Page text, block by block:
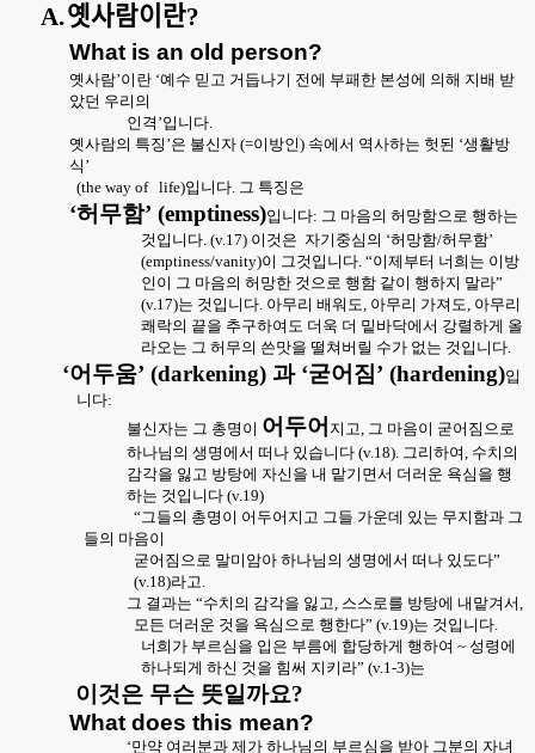
A.옛사람이란?
What is an old person?
옛사람’이란 ‘예수 믿고 거듭나기 전에 부패한 본성에 의해 지배 받
았던 우리의
인격’입니다
옛사람의 특징’은 불신자 (=이방인) 속에서 역사하는 헛된 ‘생활방
식’
(the way of life)입니다 그 특징은
‘허무함’ (emptiness)입니다: 그 마음의 허망함으로 행하는
것입니다 . (v.17) 이것은 자기중심의 ‘허망함/허무함’
(emptiness/vanity)이 그것입니다 “이제부터 너희는 이방
인이 그 마음의 허망한 것으로 행함 같이 행하지 말라”
(v.17)는 것입니다 아무리 배워도 아무리 가져도 아무리
쾌락의 끝을 추구하여도 더욱 더 밑바닥에서 강렬하게 올
라오는 그 허무의 쓴맛을 떨쳐버릴 수가 없는 것입니다
‘어두움’ (darkening) 과 ‘굳어짐’ (hardening)입
니다:
불신자는 그 총명이 어두어 지고
그 마음이 굳어짐으로
하나님의 생명에서 떠나 있습니다 (v.18). 그리하여 수치의
감각을 잃고 방탕에 자신을 내 맡기면서 더러운 욕심을 행
하는 것입니다 (v.19)
“그들의 총명이 어두어지고 그들 가운데 있는 무지함과 그
들의 마음이
굳어짐으로 말미암아 하나님의 생명에서 떠나 있도다”
(v.18)라고
그 결과는 “수치의 감각을 잃고 스스로를 방탕에 내맡겨서
모든 더러운 것을 욕심으로 행한다” (v.19)는 것입니다
너희가 부르심을 입은 부름에 합당하게 행하여 ~ 성령에
하나되게 하신 것을 힘써 지키라” (v.1-3)는
이것은 무슨 뜻일까요?
What does this mean?
‘만약 여러분과 제가 하나님의 부르심을 받아 그분의 자녀